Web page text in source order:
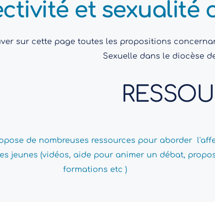
et sexualité
sur cette page toutes les propositions
Sexuelle dans le diocèse
de nombreuses ressources pour aborder
jeunes (vidéos, aide pour animer un débat,
formations etc )